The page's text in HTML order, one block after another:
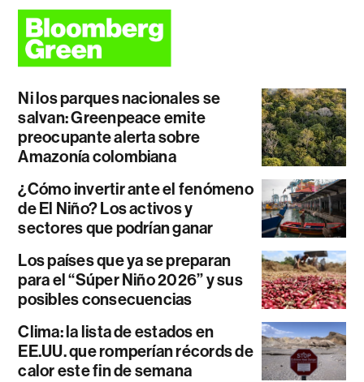
Ni los parques nacionales se
salvan: Greenpeace emite
preocupante alerta sobre
Amazonía colombiana
¿Cómo invertir ante el fenómeno
de El Niño? Los activos y
sectores que podrían ganar
Los países que ya se preparan
para el “Súper Niño 2026” y sus
posibles consecuencias
Clima: la lista de estados en
EE.UU. que romperían récords de
calor este fin de semana